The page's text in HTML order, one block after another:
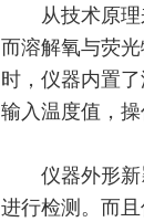
从技术原
而溶解氧与荧
时，仪器内置
输入温度值，
仪器外形
进行检测。而